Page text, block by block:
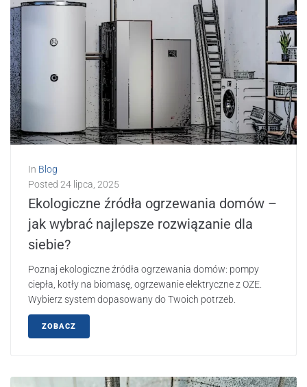
In Blog
Posted 24 lipca, 2025
Ekologiczne źródła ogrzewania domów –
jak wybrać najlepsze rozwiązanie dla
siebie?
Poznaj ekologiczne źródła ogrzewania domów: pompy
ciepła, kotły na biomasę, ogrzewanie elektryczne z OZE.
Wybierz system dopasowany do Twoich potrzeb.
ZOBACZ